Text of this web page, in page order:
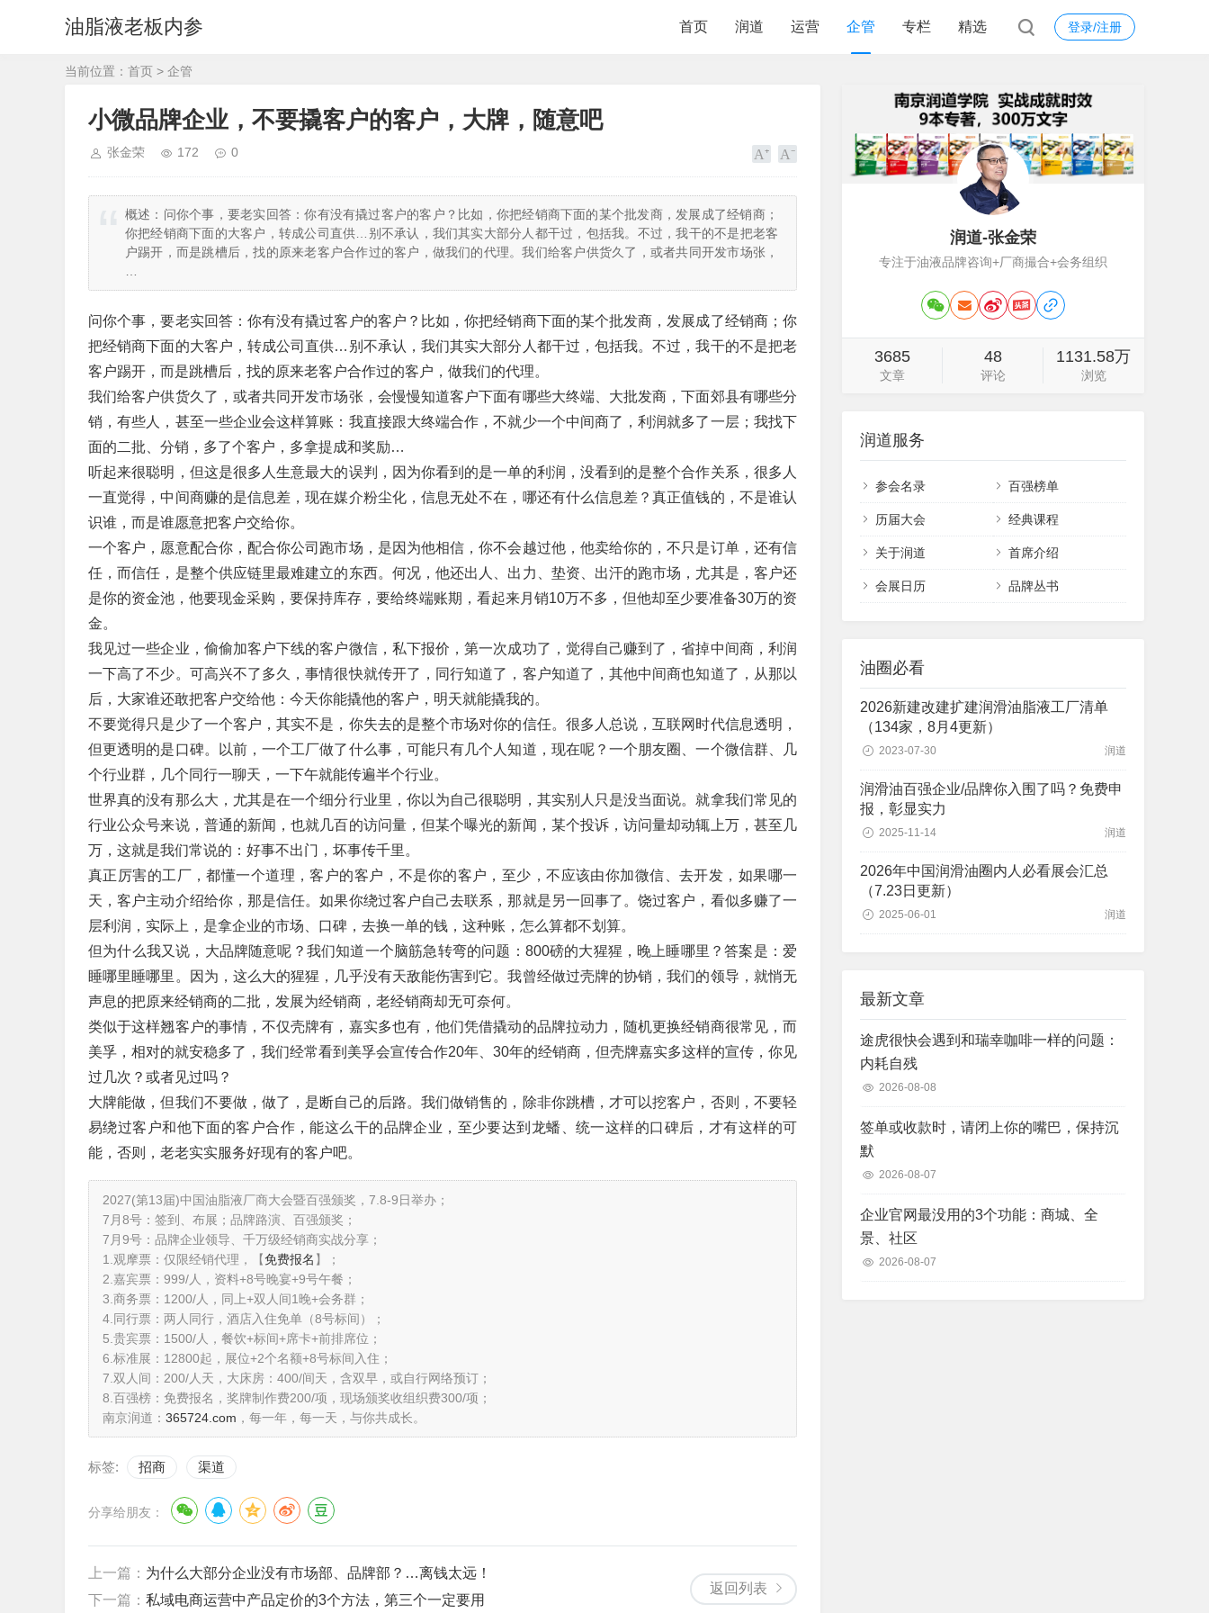
油脂液老板内参 登录/注册
首页 润道 运营 企管 专栏 精选
当前位置： 首页 > 企管
小微品牌企业，不要撬客户的客户，大牌，随意吧
张金荣 172 0
概述： 问你个事，要老实回答：你有没有撬过客户的客户？比如，你把经销商下面的某个批发商，发展成了经销商；
你把经销商下面的大客户，转成公司直供…别不承认，我们其实大部分人都干过，包括我。不过，我干的不是把老客
户踢开，而是跳槽后，找的原来老客户合作过的客户，做我们的代理。我们给客户供货久了，或者共同开发市场张，
问你个事，要老实回答：你有没有撬过客户的客户？比如，你把经销商下面的某个批发商，发展成了经销商；你
把经销商下面的大客户，转成公司直供…别不承认，我们其实大部分人都干过，包括我。不过，我干的不是把老
客户踢开，而是跳槽后，找的原来老客户合作过的客户，做我们的代理。
我们给客户供货久了，或者共同开发市场张，会慢慢知道客户下面有哪些大终端、大批发商，下面郊县有哪些分
销，有些人，甚至一些企业会这样算账：我直接跟大终端合作，不就少一个中间商了，利润就多了一层；我找下
面的二批、分销，多了个客户，多拿提成和奖励…
听起来很聪明，但这是很多人生意最大的误判，因为你看到的是一单的利润，没看到的是整个合作关系，很多人
一直觉得，中间商赚的是信息差，现在媒介粉尘化，信息无处不在，哪还有什么信息差？真正值钱的，不是谁认
识谁，而是谁愿意把客户交给你。
一个客户，愿意配合你，配合你公司跑市场，是因为他相信，你不会越过他，他卖给你的，不只是订单，还有信
任，而信任，是整个供应链里最难建立的东西。何况，他还出人、出力、垫资、出汗的跑市场，尤其是，客户还
是你的资金池，他要现金采购，要保持库存，要给终端账期，看起来月销10万不多，但他却至少要准备30万的资
金。
我见过一些企业，偷偷加客户下线的客户微信，私下报价，第一次成功了，觉得自己赚到了，省掉中间商，利润
一下高了不少。可高兴不了多久，事情很快就传开了，同行知道了，客户知道了，其他中间商也知道了，从那以
后，大家谁还敢把客户交给他：今天你能撬他的客户，明天就能撬我的。
不要觉得只是少了一个客户，其实不是，你失去的是整个市场对你的信任。很多人总说，互联网时代信息透明，
但更透明的是口碑。以前，一个工厂做了什么事，可能只有几个人知道，现在呢？一个朋友圈、一个微信群、几
个行业群，几个同行一聊天，一下午就能传遍半个行业。
世界真的没有那么大，尤其是在一个细分行业里，你以为自己很聪明，其实别人只是没当面说。就拿我们常见的
行业公众号来说，普通的新闻，也就几百的访问量，但某个曝光的新闻，某个投诉，访问量却动辄上万，甚至几
万，这就是我们常说的：好事不出门，坏事传千里。
真正厉害的工厂，都懂一个道理，客户的客户，不是你的客户，至少，不应该由你加微信、去开发，如果哪一
天，客户主动介绍给你，那是信任。如果你绕过客户自己去联系，那就是另一回事了。饶过客户，看似多赚了一
层利润，实际上，是拿企业的市场、口碑，去换一单的钱，这种账，怎么算都不划算。
但为什么我又说，大品牌随意呢？我们知道一个脑筋急转弯的问题：800磅的大猩猩，晚上睡哪里？答案是：爱
睡哪里睡哪里。因为，这么大的猩猩，几乎没有天敌能伤害到它。我曾经做过壳牌的协销，我们的领导，就悄无
声息的把原来经销商的二批，发展为经销商，老经销商却无可奈何。
类似于这样翘客户的事情，不仅壳牌有，嘉实多也有，他们凭借撬动的品牌拉动力，随机更换经销商很常见，而
美孚，相对的就安稳多了，我们经常看到美孚会宣传合作20年、30年的经销商，但壳牌嘉实多这样的宣传，你见
过几次？或者见过吗？
大牌能做，但我们不要做，做了，是断自己的后路。我们做销售的，除非你跳槽，才可以挖客户，否则，不要轻
易绕过客户和他下面的客户合作，能这么干的品牌企业，至少要达到龙蟠、统一这样的口碑后，才有这样的可
能，否则，老老实实服务好现有的客户吧。
2027(第13届)中国油脂液厂商大会暨百强颁奖，7.8-9日举办；
7月8号：签到、布展；品牌路演、百强颁奖；
7月9号：品牌企业领导、千万级经销商实战分享；
1.观摩票：仅限经销代理，【免费报名 】；
2.嘉宾票：999/人，资料+8号晚宴+9号午餐；
3.商务票：1200/人，同上+双人间1晚+会务群；
4.同行票：两人同行，酒店入住免单（8号标间）；
5.贵宾票：1500/人，餐饮+标间+席卡+前排席位；
6.标准展：12800起，展位+2个名额+8号标间入住；
7.双人间：200/人天，大床房：400/间天，含双早，或自行网络预订；
8.百强榜：免费报名，奖牌制作费200/项，现场颁奖收组织费300/项；
南京润道： 365724.com ，每一年，每一天，与你共成长。
标签: 招商 渠道
分享给朋友：
返回列表
上一篇： 为什么大部分企业没有市场部、品牌部？…离钱太远！
下一篇： 私域电商运营中产品定价的3个方法，第三个一定要用
润道-张金荣
专注于油液品牌咨询+厂商撮合+会务组织
3685
文章
48
评论
1131.58万
浏览
润道服务
参会名录 百强榜单
历届大会 经典课程
关于润道 首席介绍
会展日历 品牌丛书
油圈必看
2026新建改建扩建润滑油脂液工厂清单
（134家，8月4更新）
2023-07-30 润道
润滑油百强企业/品牌你入围了吗？免费申
报，彰显实力
2025-11-14 润道
2026年中国润滑油圈内人必看展会汇总
（7.23日更新）
2025-06-01 润道
最新文章
途虎很快会遇到和瑞幸咖啡一样的问题：
内耗自残
2026-08-08
签单或收款时，请闭上你的嘴巴，保持沉
默
2026-08-07
企业官网最没用的3个功能：商城、全
景、社区
2026-08-07